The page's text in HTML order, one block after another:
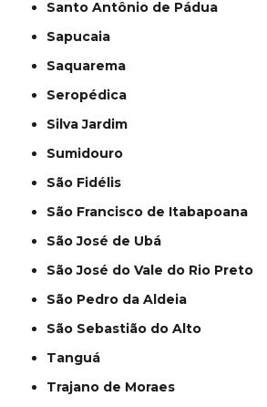
Santo Antônio de Pádua
Sapucaia
Saquarema
Seropédica
Silva Jardim
Sumidouro
São Fidélis
São Francisco de Itabapoana
São José de Ubá
São José do Vale do Rio Preto
São Pedro da Aldeia
São Sebastião do Alto
Tanguá
Trajano de Moraes